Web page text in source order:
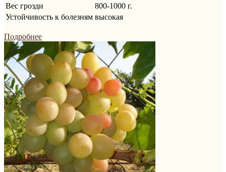
Вес грозди
800-1000 г.
Устойчивость к болезням высокая
Подробнее